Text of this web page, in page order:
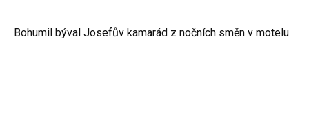
Bohumil býval Josefův kamarád z nočních směn v motelu.